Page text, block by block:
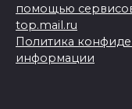
помощью
top.mail.ru
Политика
информации